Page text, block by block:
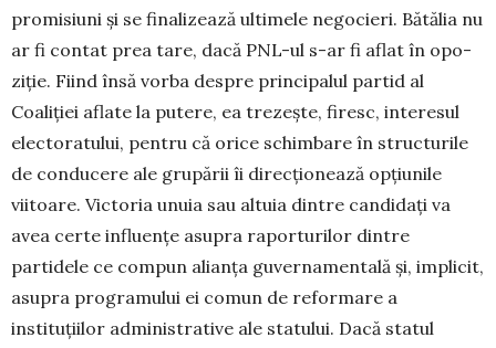
promisiuni şi se finalizează ultimele negocieri. Bătălia nu
ar fi contat prea tare, dacă PNL-ul s-ar fi aflat în opo­
ziţie. Fiind însă vorba despre principalul partid al
Coaliţiei aflate la putere, ea trezeşte, firesc, interesul
electoratului, pentru că orice schimbare în structurile
de conducere ale grupării îi direcţionează opţiunile
viitoare. Victoria unuia sau altuia dintre candidaţi va
avea certe influenţe asupra raporturilor dintre
partidele ce compun alianţa guvernamentală şi, implicit,
asupra programului ei comun de reformare a
instituţiilor ad­ministrative ale statului. Dacă statul